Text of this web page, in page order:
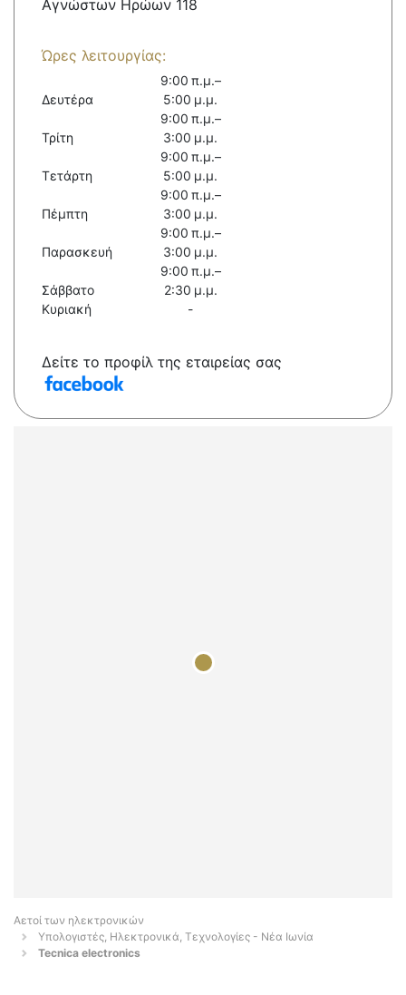
Αγνώστων Ηρώων 118
Ώρες λειτουργίας:
Δευτέρα
9:00 π.μ.–
5:00 μ.μ.
Τρίτη
9:00 π.μ.–
3:00 μ.μ.
Τετάρτη
9:00 π.μ.–
5:00 μ.μ.
Πέμπτη
9:00 π.μ.–
3:00 μ.μ.
Παρασκευή
9:00 π.μ.–
3:00 μ.μ.
Σάββατο
9:00 π.μ.–
2:30 μ.μ.
Κυριακή
-
Δείτε το προφίλ της εταιρείας σας
Αετοί των ηλεκτρονικών
Υπολογιστές, Ηλεκτρονικά, Τεχνολογίες - Νέα Ιωνία
Tecnica electronics